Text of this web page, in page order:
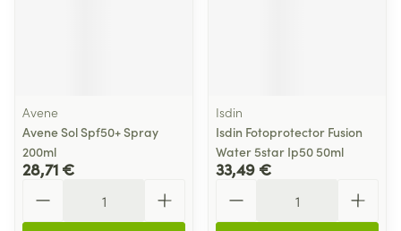
Avene
Avene Sol Spf50+ Spray
200ml
28,71 €
Isdin
Isdin Fotoprotector Fusion
Water 5star Ip50 50ml
33,49 €